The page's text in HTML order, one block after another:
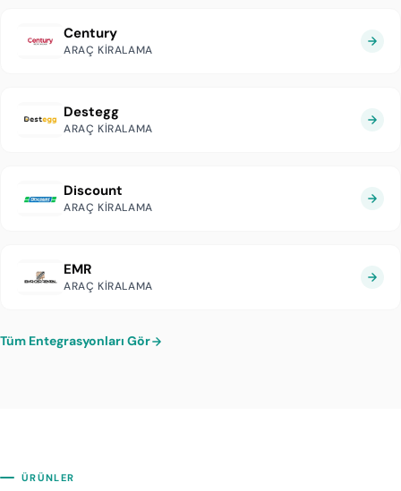
Century
ARAÇ KIRALAMA
Destegg
ARAÇ KIRALAMA
Discount
ARAÇ KIRALAMA
EMR
ARAÇ KIRALAMA
Tüm Entegrasyonları Gör
ÜRÜNLER